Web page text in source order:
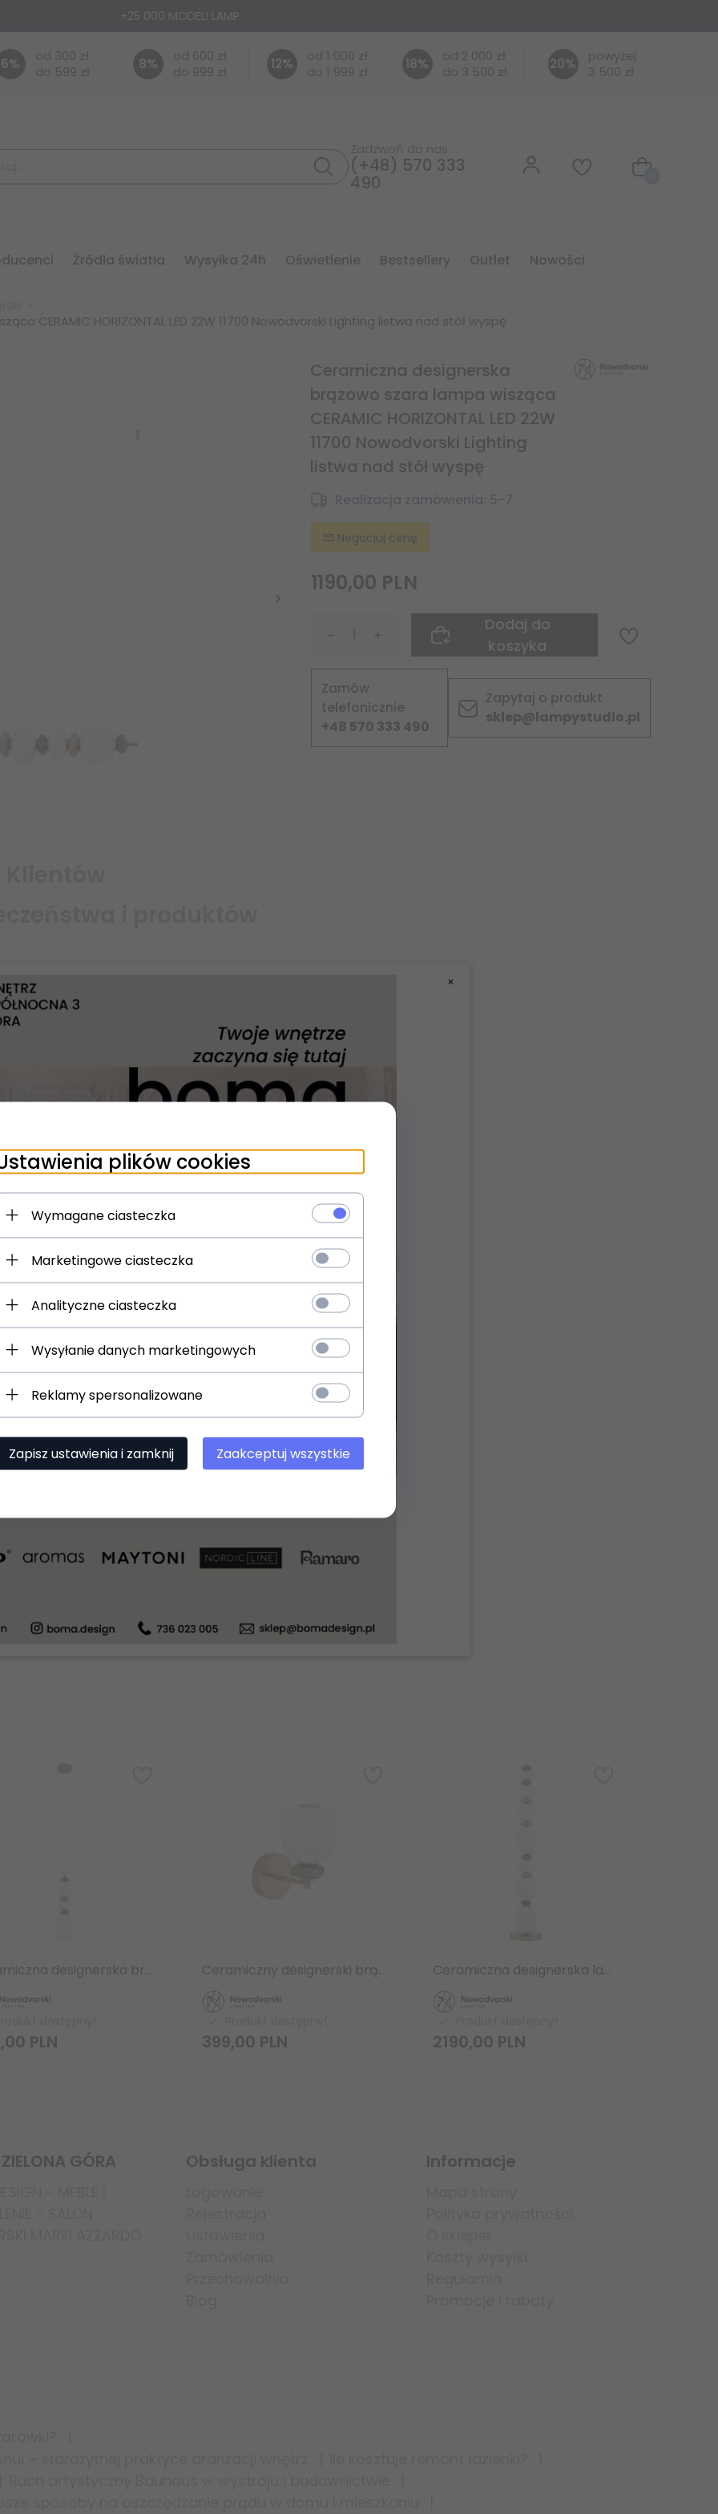
+25 000 MODELI LAMP
6%
od 300 zł
do 599 zł
8%
od 600 zł
do 999 zł
12%
od 1 000 zł
do 1 999 zł
18%
od 2 000 zł
do 3 500 zł
20%
powyżej
3 500 zł
Zadzwoń do nas
(+48) 570 333
490
źródła światła wysyłka 24h oświetlenie bestsellery outlet nowości
CERAMIC HORIZONTAL LED 22W 11700 Nowodvorski Lighting listwa nad stół wyspę
Ceramiczna designerska
brązowo szara lampa wisząca
CERAMIC HORIZONTAL LED 22W
11700 Nowodvorski Lighting
listwa nad stół wyspę
Negocjuj cenę
1190,00 PLN
Dodaj do
koszyka
Zamów
telefonicznie
+48 570 333 490
Zapytaj o produkt
sklep@lampystudio.pl
24
NOWODVORSKI
1
LED zintegrowany
metal, szkło, ceramika
brązowy, szary
17
71
3000
1750
230V
informacje o opakowaniu produktu i mogą dostarczać kluczowych informacji dotyczących bezpieczeństwa
dane producenta produktu.
produktu z wymaganymi przepisami.
Ceramiczna designerska brązowo szara lampa wisząca CERAMIC VERTICAL LED 19W 11701 Nowodvorski Lighting
00 PLN
Ceramiczny designerski brązowo szary kinkiet CERAMIC WALL LED 8W 11703 Nowodvorski Lighting listwa nad stół wyspę
399,00 PLN
Ceramiczna designerska lampa stojaca podłogowa brązowo szara CERAMIC FLOOR LED 34W 11704 Nowodvorski Lighting
2190,00 PLN
GÓRA Obsługa klienta Informacje
plików cookies
Wymagane ciasteczka
Marketingowe ciasteczka
Analityczne ciasteczka
Wysyłanie danych marketingowych
Reklamy spersonalizowane
Zapisz ustawienia i zamknij Zaakceptuj wszystkie
×